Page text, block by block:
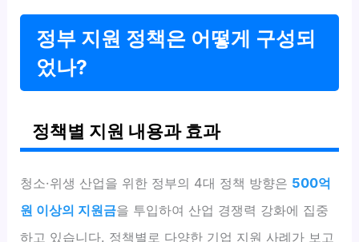
정부 지원 정책은 어떻게 구성되
었나?
정책별 지원 내용과 효과
청소·위생 산업을 위한 정부의 4대 정책 방향은 500억
원 이상의 지원금을 투입하여 산업 경쟁력 강화에 집중
하고 있습니다. 정책별로 다양한 기업 지원 사례가 보고